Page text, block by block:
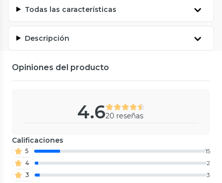
Todas las características
Descripción
Opiniones del producto
4.620 reseñas
Calificaciones
5
15
4
2
3
3